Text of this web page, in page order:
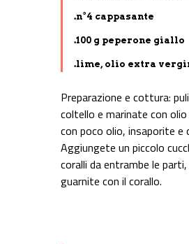
.n°4 cappasante
.100 g peperone giallo
.lime, olio extra
Preparazione e cottura:
coltello e marinate con
con poco olio, insaporite
Aggiungete un piccolo
coralli da entrambe le
guarnite con il corallo.